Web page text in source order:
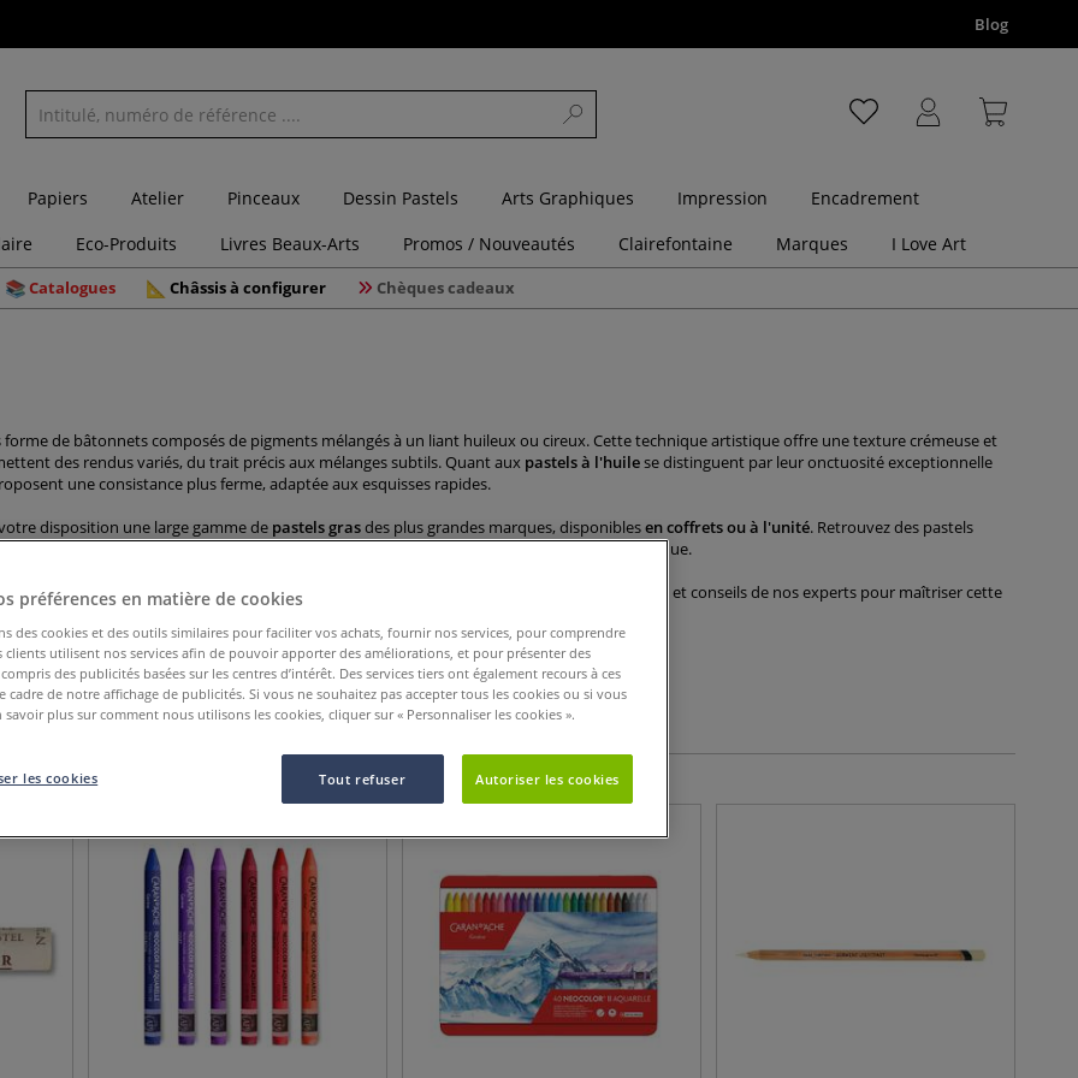
Blog
Papiers Atelier Pinceaux Dessin Pastels Arts Graphiques Impression
Encadrement
Eco-Produits Livres Beaux-Arts Promos / Nouveautés Clairefontaine Marques I Love Art
Catalogues Châssis à configurer Chèques cadeaux
de bâtonnets composés de pigments mélangés à un liant huileux ou cireux. Cette technique artistique offre une texture crémeuse et
des rendus variés, du trait précis aux mélanges subtils. Quant aux pastels à l'huilese distinguent par leur onctuosité exceptionnelle
une consistance plus ferme, adaptée aux esquisses rapides.
disposition une large gamme de pastels grasdes plus grandes marques, disponiblesen coffrets ou à l'unité. Retrouvez des pastels
à l'artiste confirmé, ainsi que les papiers et accessoires indispensables à cette technique.
sur la technique du pastel gras ? Découvrez
les démonstrations et conseils de nos experts pour maîtriser cette
Catégorie de produit Nouveauté Afficher plus de critères de filtres
47 Articles
préférences en matière de cookies
des cookies et des outils similaires pour faciliter vos achats, fournir nos services, pour comprendre
clients utilisent nos services afin de pouvoir apporter des améliorations, et pour présenter des
des publicités basées sur les centres d’intérêt. Des services tiers ont également recours à ces
cadre de notre affichage de publicités. Si vous ne souhaitez pas accepter tous les cookies ou si vous
savoir plus sur comment nous utilisons les cookies, cliquer sur « Personnaliser les cookies ».
Tout refuser Autoriser les cookies
les cookies